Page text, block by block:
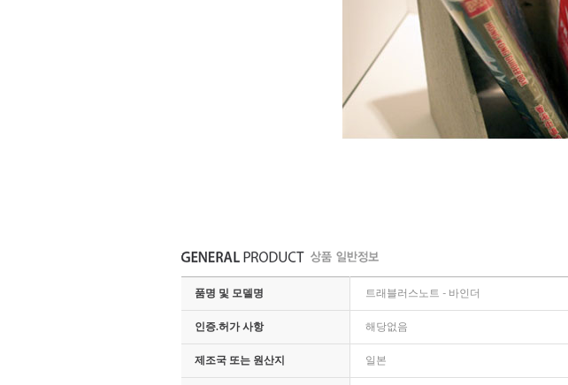
품명 및 모델명 트래블러스노트 - 바인더
인증.허가 사항 해당없음
제조국 또는 원산지 일본